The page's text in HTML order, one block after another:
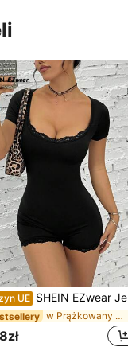
UE SHEIN EZwear Jednokolorowy damski kombinezon z koronkową lamówką
w Prążkowany Damskie trykoty